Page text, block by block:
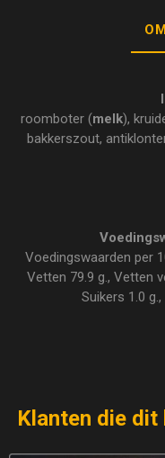
roomboter (melk),
bakkerszout,
Voedingswaarden per
Vetten 79.9 g., Vetten
Suikers 1.0
Klanten die